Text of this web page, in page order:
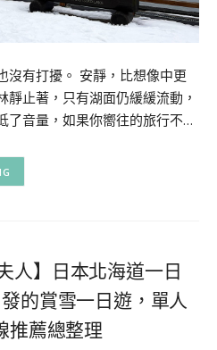
沒有打擾。 安靜，比想像中更
止著，只有湖面仍緩緩流動，
了音量，如果你嚮往的旅行不…
人】日本北海道一日
的賞雪一日遊，單人
推薦總整理